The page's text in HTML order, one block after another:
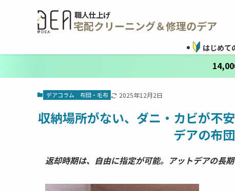
職人仕上げ
宅配クリーニング＆修理のデア
はじめて
デアコラム 布団・毛布 2025年12月2日
収納場所がない、ダニ・カビが不
デアの布
返却時期は、自由に指定が可能。アットデアの長期